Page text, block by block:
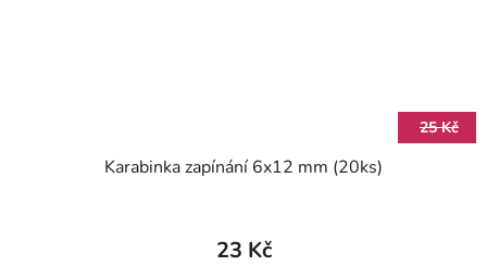
25 Kč
Karabinka zapínání 6x12 mm (20ks)
23 Kč